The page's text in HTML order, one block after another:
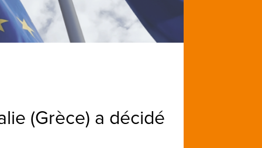
(Grèce) a décidé